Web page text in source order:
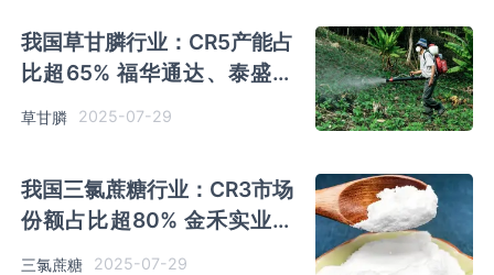
我国草甘膦行业：CR5产能占
比超65% 福华通达、泰盛化
草甘膦 2025-07-29
我国三氯蔗糖行业：CR3市场
份额占比超80% 金禾实业处
三氯蔗糖 2025-07-29